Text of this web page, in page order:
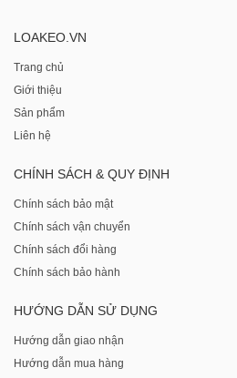
LOAKEO.VN
Trang chủ
Giới thiệu
Sản phẩm
Liên hệ
CHÍNH SÁCH & QUY ĐỊNH
Chính sách bảo mật
Chính sách vận chuyển
Chính sách đổi hàng
Chính sách bảo hành
HƯỚNG DẪN SỬ DỤNG
Hướng dẫn giao nhận
Hướng dẫn mua hàng